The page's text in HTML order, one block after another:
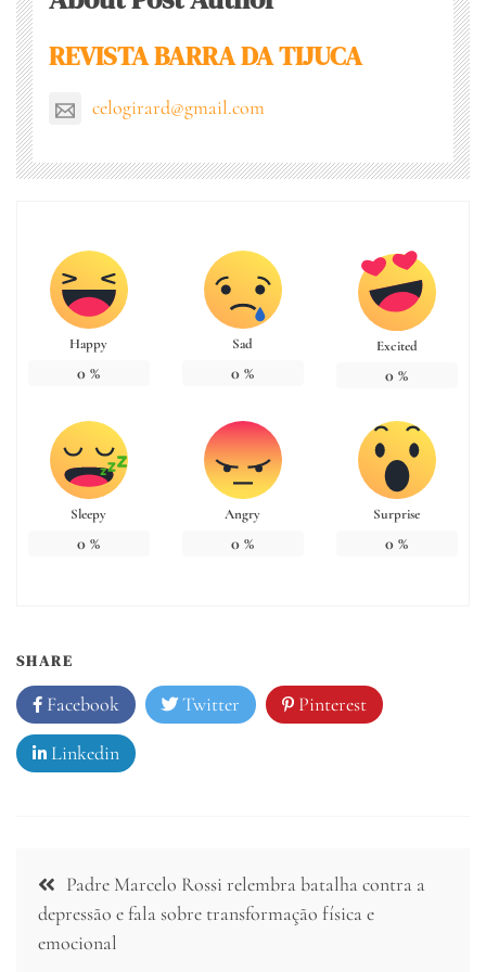
REVISTA BARRA DA TIJUCA
celogirard@gmail.com
Happy
0 %
Sad
0 %
Excited
0 %
Sleepy
0 %
Angry
0 %
Surprise
0 %
SHARE
Facebook Twitter Pinterest
Linkedin
Navegação
de
Post
Padre Marcelo Rossi relembra batalha contra a
depressão e fala sobre transformação física e
emocional